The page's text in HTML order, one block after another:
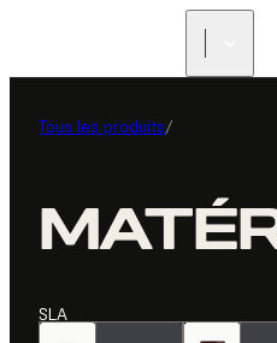
Tous les produits/
SLA